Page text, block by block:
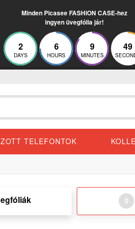
Minden Picasee FASHION CASE-hez
ingyen üvegfólia jár!
2
DAYS
6
HOURS
9
MINUTES
49
TELEFONTOK
0